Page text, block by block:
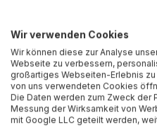
Wir verwenden Cookies
Wir können diese zur Analyse
Webseite zu verbessern,
großartiges Webseiten-Erlebnis
von uns verwendeten Cookies
Die Daten werden zum Zweck der
Messung der Wirksamkeit von
mit Google LLC geteilt werden,